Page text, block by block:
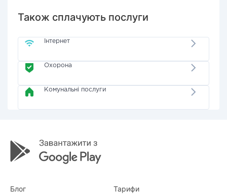
Також сплачують послуги
Інтернет
Охорона
Комунальні послуги
Блог Тарифи